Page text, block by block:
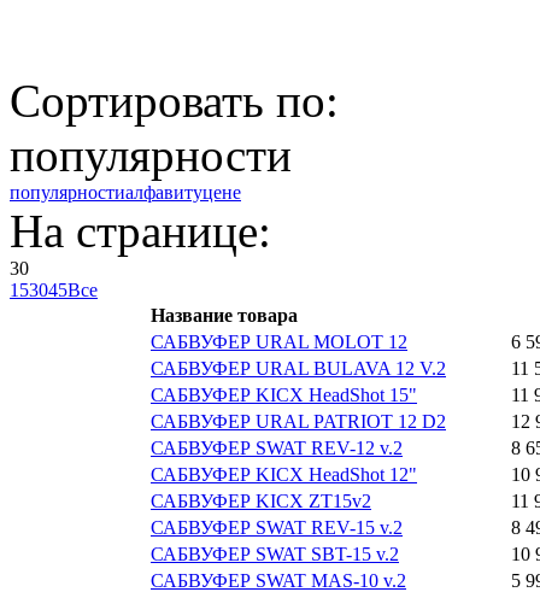
Сортировать по:
популярности
популярностиалфавитуцене
На странице:
30
153045Все
Название товара
САБВУФЕР URAL MOLOT 12
6
САБВУФЕР URAL BULAVA 12 V.2
11
САБВУФЕР KICX HeadShot 15"
11
САБВУФЕР URAL PATRIOT 12 D2
12
САБВУФЕР SWAT REV-12 v.2
8
САБВУФЕР KICX HeadShot 12"
10
САБВУФЕР KICX ZT15v2
11
САБВУФЕР SWAT REV-15 v.2
8
САБВУФЕР SWAT SBT-15 v.2
10
САБВУФЕР SWAT MAS-10 v.2
5